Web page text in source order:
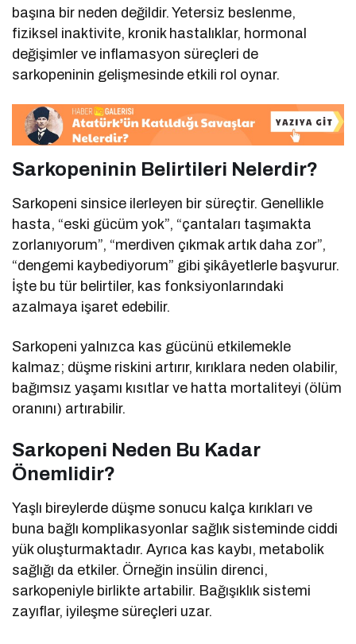
başına bir neden değildir. Yetersiz beslenme,
fiziksel inaktivite, kronik hastalıklar, hormonal
değişimler ve inflamasyon süreçleri de
sarkopeninin gelişmesinde etkili rol oynar.
Sarkopeninin Belirtileri Nelerdir?
Sarkopeni sinsice ilerleyen bir süreçtir. Genellikle
hasta, “eski gücüm yok”, “çantaları taşımakta
zorlanıyorum”, “merdiven çıkmak artık daha zor”,
“dengemi kaybediyorum” gibi şikâyetlerle başvurur.
İşte bu tür belirtiler, kas fonksiyonlarındaki
azalmaya işaret edebilir.
Sarkopeni yalnızca kas gücünü etkilemekle
kalmaz; düşme riskini artırır, kırıklara neden olabilir,
bağımsız yaşamı kısıtlar ve hatta mortaliteyi (ölüm
oranını) artırabilir.
Sarkopeni Neden Bu Kadar
Önemlidir?
Yaşlı bireylerde düşme sonucu kalça kırıkları ve
buna bağlı komplikasyonlar sağlık sisteminde ciddi
yük oluşturmaktadır. Ayrıca kas kaybı, metabolik
sağlığı da etkiler. Örneğin insülin direnci,
sarkopeniyle birlikte artabilir. Bağışıklık sistemi
zayıflar, iyileşme süreçleri uzar.